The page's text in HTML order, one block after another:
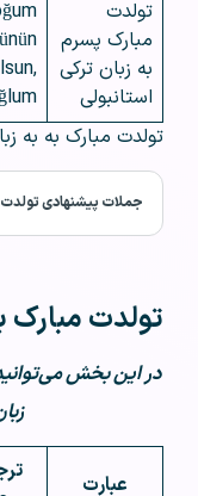
تولدت
مبارک پسرم
به زبان ترکی
استانبولی
تولدت مبارک به به
جملات پیشنهادی تولدت
تولدت مبارک
در این بخش
عبارت